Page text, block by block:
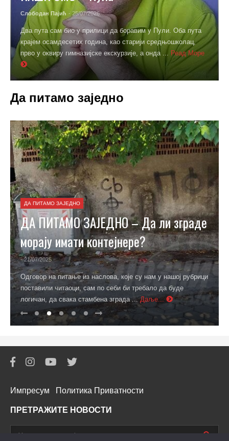
Слободан Пајић - 25/07/2026
Два пута сам био у прилици да боравим у Пули. Оба пута
крајем осамдесетих година, као старији средњошколац,
прво у оквиру гимназијске екскурзије, а онда ... Реад Море
Да питамо заједно
ДА ПИТАМО ЗАЈЕДНО
ДА ПИТАМО ЗАЈЕДНО – Да ли зграде
морају имати контејнере?
- 21/07/2025
Одговор на питање из наслова, које су нам у нашој рубрици
поставили читаоци, сам по себи би требало да буде
логичан, да свака стамбена зграда ... Даље...
Импресум Политика Приватности
ПРЕТРАЖИТЕ НОВОСТИ